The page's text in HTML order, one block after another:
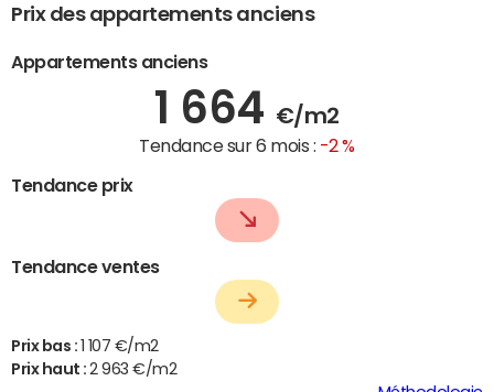
Prix des appartements anciens
Appartements anciens
1 664 €/m2
Tendance sur 6 mois : -2 %
Tendance prix
Tendance ventes
Prix bas : 1 107 €/m2
Prix haut :2 963 €/m2